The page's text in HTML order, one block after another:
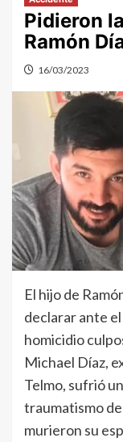
Pidieron
Ramón
16/03/2023
El hijo de
declarar ante
homicidio
Michael Díaz,
Telmo, sufrió
traumatismo
murieron su